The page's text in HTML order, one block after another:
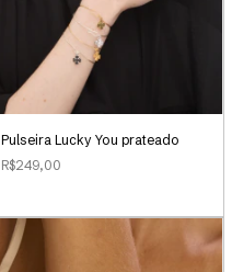
Pulseira Lucky You prateado
R$249,00